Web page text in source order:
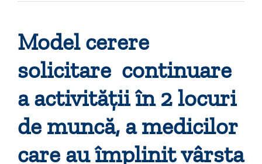
Model cerere
solicitare continuare
a activității în 2 locuri
de muncă, a medicilor
care au împlinit vârsta